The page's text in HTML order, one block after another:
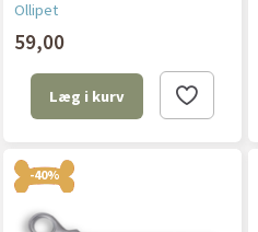
Ollipet
59,00
Læg i kurv
-40%